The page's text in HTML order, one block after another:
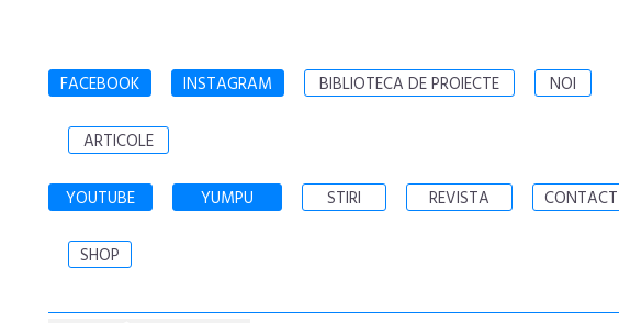
FACEBOOK INSTAGRAM BIBLIOTECA DE PROIECTE NOI
ARTICOLE
YOUTUBE YUMPU STIRI REVISTA CONTACT
SHOP